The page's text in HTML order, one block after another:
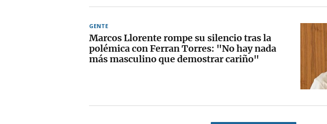
GENTE
Marcos Llorente rompe su silencio tras la
polémica con Ferran Torres: "No hay nada
más masculino que demostrar cariño"